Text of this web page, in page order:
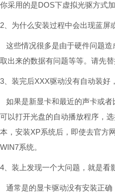
你采用的是DOS下虚拟光驱方式
2、为什么安装过程中会出现蓝屏
这些情况很多是由于硬件问题
取出来的数据有问题等等。请先
3、装完后XXX驱动没有自动装好
如果是新显卡和最近的声卡或
可以打开光盘的自动播放程序，
本，安装XP系统后，即使去官方
WIN7系统。
4、装上发现一个大问题，就是看
通常是的显卡驱动没有安装正